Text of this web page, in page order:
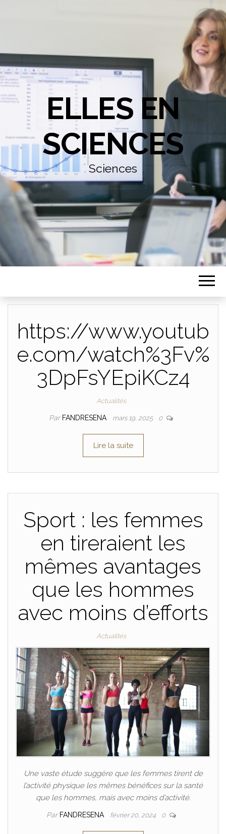
ELLES EN
SCIENCES
Sciences
https://www.youtub
e.com/watch%3Fv%
3DpFsYEpiKCz4
Actualités
Par FANDRESENA mars 19, 2025 0
Lire la suite
Sport : les femmes
en tireraient les
mêmes avantages
que les hommes
avec moins d’efforts
Actualités
Une vaste étude suggère que les femmes tirent de
l’activité physique les mêmes bénéfices sur la santé
que les hommes, mais avec moins d’activité.
Par FANDRESENA février 20, 2024 0